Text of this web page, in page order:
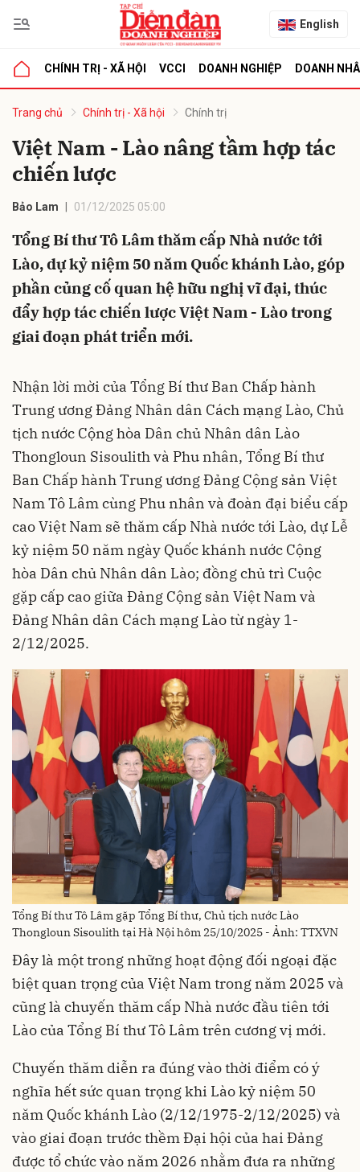
English
CHÍNH TRỊ - XÃ HỘI VCCI DOANH NGHIỆP DOANH
Trang chủ Chính trị - Xã hội Chính trị
Việt Nam - Lào nâng tầm hợp tác
chiến lược
Bảo Lam 01/12/2025 05:00
Tổng Bí thư Tô Lâm thăm cấp Nhà nước tới
Lào, dự kỷ niệm 50 năm Quốc khánh Lào, góp
phần củng cố quan hệ hữu nghị vĩ đại, thúc
đẩy hợp tác chiến lược Việt Nam - Lào trong
giai đoạn phát triển mới.
Nhận lời mời của Tổng Bí thư Ban Chấp hành
Trung ương Đảng Nhân dân Cách mạng Lào, Chủ
tịch nước Cộng hòa Dân chủ Nhân dân Lào
Thongloun Sisoulith và Phu nhân, Tổng Bí thư
Ban Chấp hành Trung ương Đảng Cộng sản Việt
Nam Tô Lâm cùng Phu nhân và đoàn đại biểu cấp
cao Việt Nam sẽ thăm cấp Nhà nước tới Lào, dự Lễ
kỷ niệm 50 năm ngày Quốc khánh nước Cộng
hòa Dân chủ Nhân dân Lào; đồng chủ trì Cuộc
gặp cấp cao giữa Đảng Cộng sản Việt Nam và
Đảng Nhân dân Cách mạng Lào từ ngày 1-
2/12/2025.
Tổng Bí thư Tô Lâm gặp Tổng Bí thư, Chủ tịch nước Lào
Thongloun Sisoulith tại Hà Nội hôm 25/10/2025 - Ảnh: TTXVN
Đây là một trong những hoạt động đối ngoại đặc
biệt quan trọng của Việt Nam trong năm 2025 và
cũng là chuyến thăm cấp Nhà nước đầu tiên tới
Lào của Tổng Bí thư Tô Lâm trên cương vị mới.
Chuyến thăm diễn ra đúng vào thời điểm có ý
nghĩa hết sức quan trọng khi Lào kỷ niệm 50
năm Quốc khánh Lào (2/12/1975-2/12/2025) và
vào giai đoạn trước thềm Đại hội của hai Đảng
được tổ chức vào năm 2026 nhằm đưa ra những
luận
Hủy